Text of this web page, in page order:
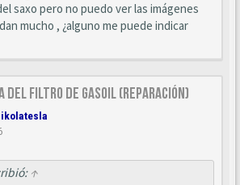
saxo pero no puedo ver las imágenes
mucho , ¿alguno me puede indicar
del filtro de gasoil (reparación)
↑